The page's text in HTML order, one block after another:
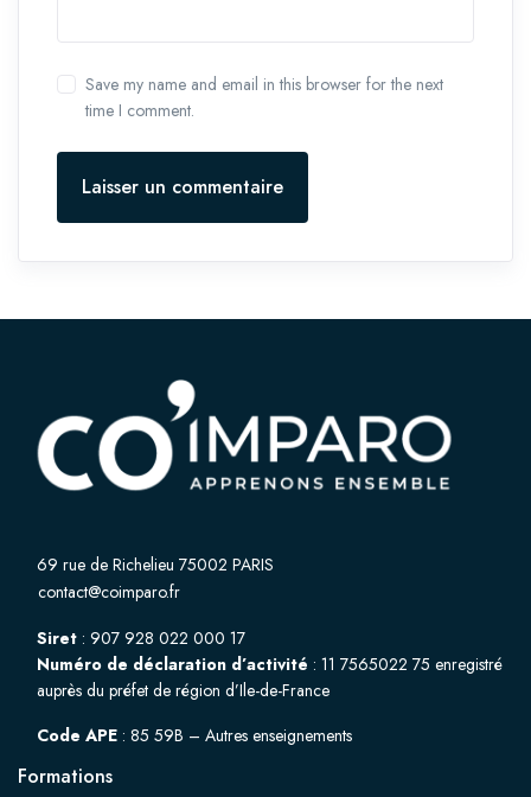
Save my name and email in this browser for the next
time I comment.
Laisser un commentaire
69 rue de Richelieu 75002 PARIS
contact@coimparo.fr
Siret : 907 928 022 000 17
Numéro de déclaration d’activité : 11 7565022 75 enregistré
auprès du préfet de région d’Ile-de-France
Code APE : 85 59B – Autres enseignements
Formations